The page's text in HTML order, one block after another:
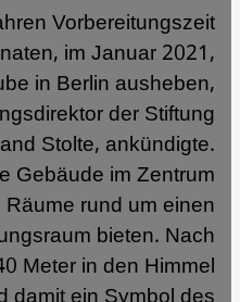
Vorbereitungszeit
im Januar 2021,
in Berlin ausheben,
der Stiftung
Stolte, ankündigte.
Gebäude im Zentrum
rund um einen
bieten. Nach
Meter in den Himmel